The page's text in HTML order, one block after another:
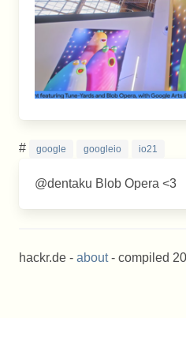
# google googleio io21
@dentaku Blob Opera <3
hackr.de - about- compiled